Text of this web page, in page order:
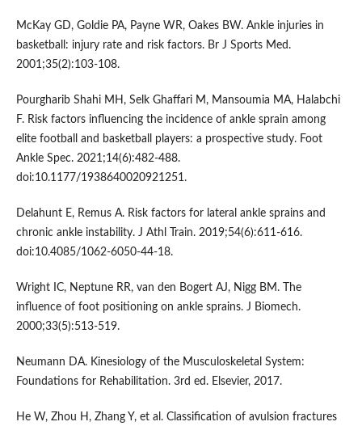
McKay GD, Goldie PA, Payne WR, Oakes BW. Ankle injuries in
basketball: injury rate and risk factors. Br J Sports Med.
2001;35(2):103-108.
Pourgharib Shahi MH, Selk Ghaffari M, Mansoumia MA, Halabchi
F. Risk factors influencing the incidence of ankle sprain among
elite football and basketball players: a prospective study. Foot
Ankle Spec. 2021;14(6):482-488.
doi:10.1177/1938640020921251.
Delahunt E, Remus A. Risk factors for lateral ankle sprains and
chronic ankle instability. J Athl Train. 2019;54(6):611-616.
doi:10.4085/1062-6050-44-18.
Wright IC, Neptune RR, van den Bogert AJ, Nigg BM. The
influence of foot positioning on ankle sprains. J Biomech.
2000;33(5):513-519.
Neumann DA. Kinesiology of the Musculoskeletal System:
Foundations for Rehabilitation. 3rd ed. Elsevier, 2017.
He W, Zhou H, Zhang Y, et al. Classification of avulsion fractures